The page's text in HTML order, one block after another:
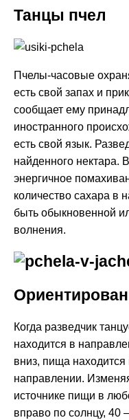
Танцы пчел
Пчелы-часовые
есть свой запах и
сообщает ему
иностранного
есть свой язык.
найденного нектара.
энергичное
количество сахара
быть обыкновенной
волнения.
Когда разведчик
находится в
вниз, пища
направлении.
источнике пищи в
вправо по солнцу, 40